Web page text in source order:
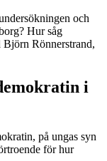
och
Hur såg
Rönnerstrand,
i
på ungas syn
för hur